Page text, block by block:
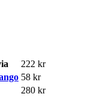
222 kr
58 kr
280 kr